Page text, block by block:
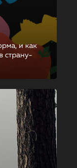
и как
страну-